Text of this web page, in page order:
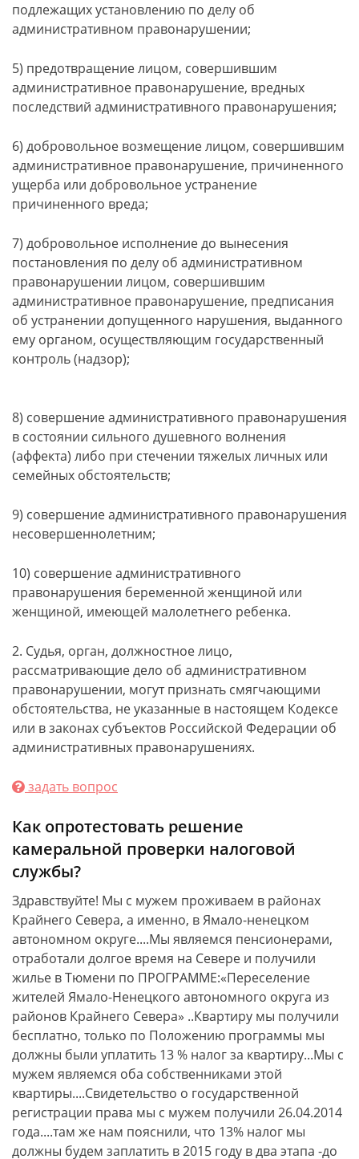
подлежащих установлению по делу об
административном правонарушении;
5) предотвращение лицом, совершившим
административное правонарушение, вредных
последствий административного правонарушения;
6) добровольное возмещение лицом, совершившим
административное правонарушение, причиненного
ущерба или добровольное устранение
причиненного вреда;
7) добровольное исполнение до вынесения
постановления по делу об административном
правонарушении лицом, совершившим
административное правонарушение, предписания
об устранении допущенного нарушения, выданного
ему органом, осуществляющим государственный
контроль (надзор);
8) совершение административного правонарушения
в состоянии сильного душевного волнения
(аффекта) либо при стечении тяжелых личных или
семейных обстоятельств;
9) совершение административного правонарушения
несовершеннолетним;
10) совершение административного
правонарушения беременной женщиной или
женщиной, имеющей малолетнего ребенка.
2. Судья, орган, должностное лицо,
рассматривающие дело об административном
правонарушении, могут признать смягчающими
обстоятельства, не указанные в настоящем Кодексе
или в законах субъектов Российской Федерации об
административных правонарушениях.
задать вопрос
Как опротестовать решение
камеральной проверки налоговой
службы?
Здравствуйте! Мы с мужем проживаем в районах
Крайнего Севера, а именно, в Ямало-ненецком
автономном округе....Мы являемся пенсионерами,
отработали долгое время на Севере и получили
жилье в Тюмени по ПРОГРАММЕ:«Переселение
жителей Ямало-Ненецкого автономного округа из
районов Крайнего Севера» ..Квартиру мы получили
бесплатно, только по Положению программы мы
должны были уплатить 13 % налог за квартиру...Мы с
мужем являемся оба собственниками этой
квартиры....Свидетельство о государственной
регистрации права мы с мужем получили 26.04.2014
года....там же нам пояснили, что 13% налог мы
должны будем заплатить в 2015 году в два этапа -до